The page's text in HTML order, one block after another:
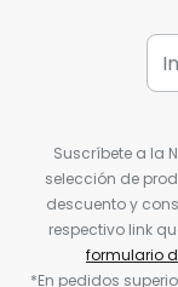
Suscríbete a la
selección de
descuento y
respectivo link
formulario
*En pedidos